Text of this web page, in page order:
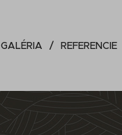
GALÉRIA REFERENCIE